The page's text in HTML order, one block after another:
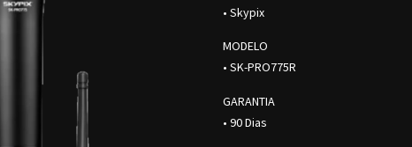
• Skypix
MODELO
• SK-PRO775R
GARANTIA
• 90 Dias